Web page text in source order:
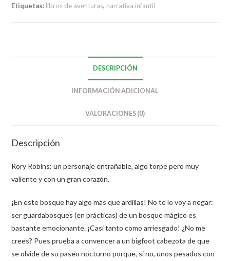
Etiquetas: libros de aventuras, narrativa infantil
DESCRIPCIÓN
INFORMACIÓN ADICIONAL
VALORACIONES (0)
Descripción
Rory Robins: un personaje entrañable, algo torpe pero muy
valiente y con un gran corazón.
¡En este bosque hay algo más que ardillas! No te lo voy a negar:
ser guardabosques (en prácticas) de un bosque mágico es
bastante emocionante. ¡Casi tanto como arriesgado! ¿No me
crees? Pues prueba a convencer a un bigfoot cabezota de que
se olvide de su paseo nocturno porque, si no, unos pesados con